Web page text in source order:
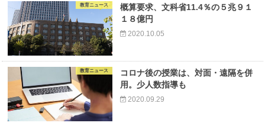
教育ニュース
概算要求、文科省11.4％の５兆９１
１８億円
2020.10.05
教育ニュース
コロナ後の授業は、対面・遠隔を併
用。少人数指導も
2020.09.29